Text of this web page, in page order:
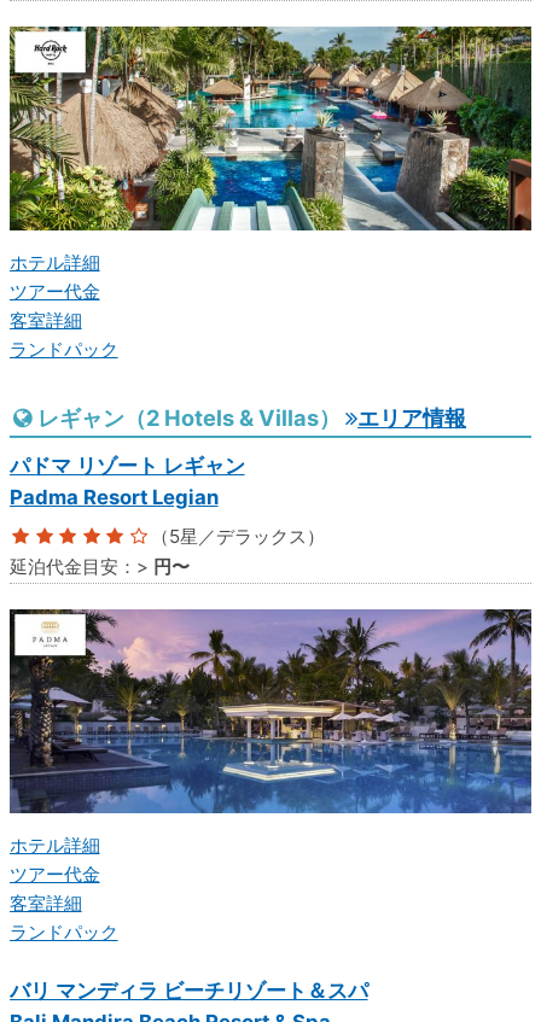
ホテル詳細
ツアー代金
客室詳細
ランドパック
レギャン（2 Hotels & Villas） エリア情報
パドマ リゾート レギャン
Padma Resort Legian
（5星／デラックス）
延泊代金目安： > 円〜
ホテル詳細
ツアー代金
客室詳細
ランドパック
バリ マンディラ ビーチリゾート＆スパ